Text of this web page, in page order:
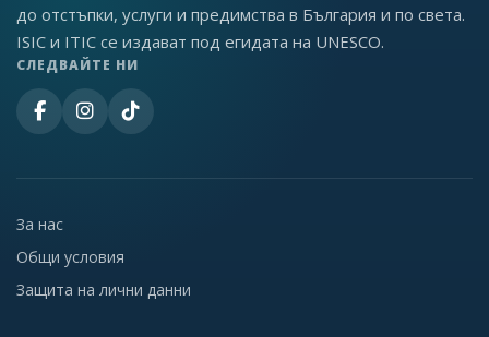
до отстъпки, услуги и предимства в България и по света.
ISIC и ITIC се издават под егидата на UNESCO.
СЛЕДВАЙТЕ НИ
За нас
Общи условия
Защита на лични данни